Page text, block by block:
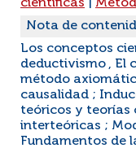
científicas
Nota de
Los conceptos
deductivismo , El
método
causalidad ;
teóricos y teorías
interteóricas ;
Fundamentos de